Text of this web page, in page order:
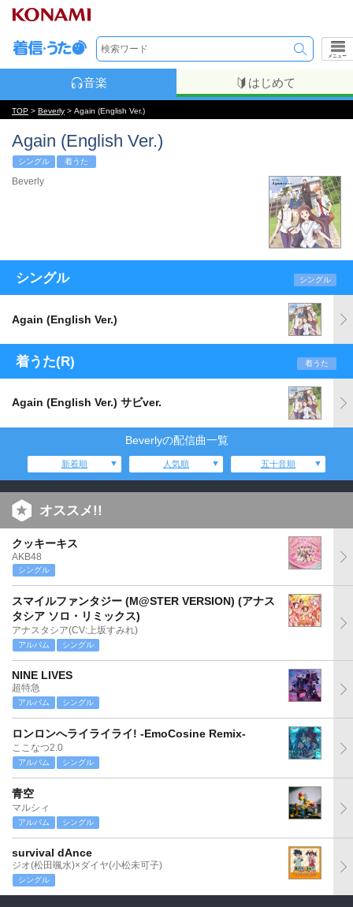
メニュー
音楽 はじめて
TOP > Beverly > Again (English Ver.)
Again (English Ver.)
シングル 着うた
Beverly
シングル シングル
Again (English Ver.)
着うた(R) 着うた
Again (English Ver.) サビver.
Beverlyの配信曲一覧
新着順 人気順 五十音順
オススメ!!
クッキーキス
AKB48
シングル
スマイルファンタジー (M@STER VERSION) (アナス
タシア ソロ・リミックス)
アナスタシア(CV:上坂すみれ)
アルバム シングル
NINE LIVES
超特急
アルバム シングル
ロンロンへライライライ! -EmoCosine Remix-
ここなつ2.0
アルバム シングル
青空
マルシィ
アルバム シングル
survival dAnce
ジオ(松田颯水)×ダイヤ(小松未可子)
シングル